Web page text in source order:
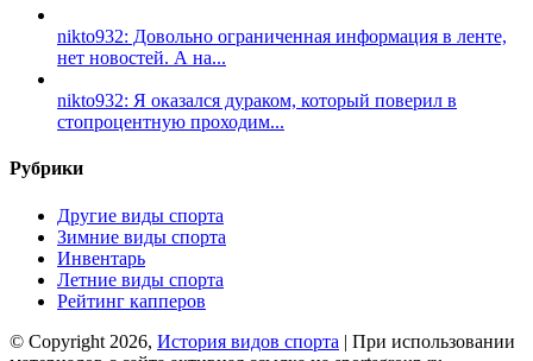
nikto932: Довольно ограниченная информация в ленте,
нет новостей. А на...
nikto932: Я оказался дураком, который поверил в
стопроцентную проходим...
Рубрики
Другие виды спорта
Зимние виды спорта
Инвентарь
Летние виды спорта
Рейтинг капперов
© Copyright 2026, История видов спорта | При использовании